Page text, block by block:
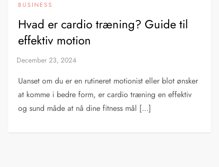
BUSINESS
Hvad er cardio træning? Guide til
effektiv motion
Uanset om du er en rutineret motionist eller blot ønsker
at komme i bedre form, er cardio træning en effektiv
og sund måde at nå dine fitness mål […]